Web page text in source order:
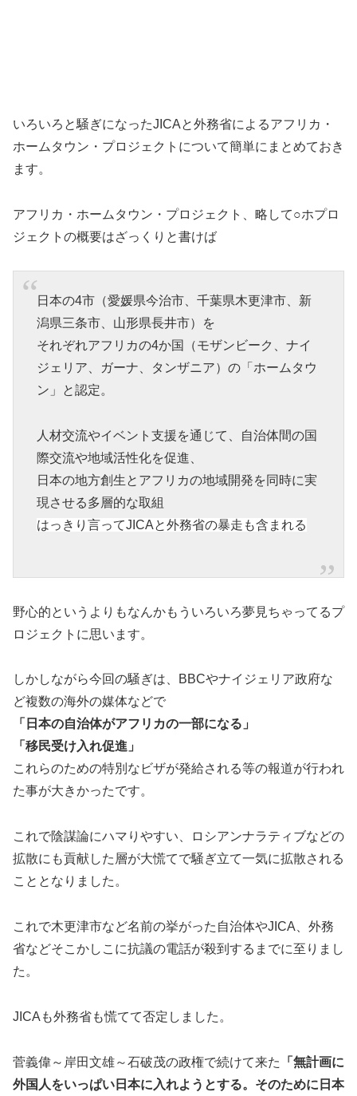
いろいろと騒ぎになったJICAと外務省によるアフリカ・
ホームタウン・プロジェクトについて簡単にまとめておき
ます。
アフリカ・ホームタウン・プロジェクト、略して○ホプロ
ジェクトの概要はざっくりと書けば
日本の4市（愛媛県今治市、千葉県木更津市、新
潟県三条市、山形県長井市）を
それぞれアフリカの4か国（モザンビーク、ナイ
ジェリア、ガーナ、タンザニア）の「ホームタウ
ン」と認定。
人材交流やイベント支援を通じて、自治体間の国
際交流や地域活性化を促進、
日本の地方創生とアフリカの地域開発を同時に実
現させる多層的な取組
はっきり言ってJICAと外務省の暴走も含まれる
野心的というよりもなんかもういろいろ夢見ちゃってるプ
ロジェクトに思います。
しかしながら今回の騒ぎは、BBCやナイジェリア政府な
ど複数の海外の媒体などで
「日本の自治体がアフリカの一部になる」
「移民受け入れ促進」
これらのための特別なビザが発給される等の報道が行われ
た事が大きかったです。
これで陰謀論にハマりやすい、ロシアンナラティブなどの
拡散にも貢献した層が大慌てで騒ぎ立て一気に拡散される
こととなりました。
これで木更津市など名前の挙がった自治体やJICA、外務
省などそこかしこに抗議の電話が殺到するまでに至りまし
た。
JICAも外務省も慌てて否定しました。
菅義偉～岸田文雄～石破茂の政権で続けて来た
「無計画に
外国人をいっぱい日本に入れようとする。そのために日本